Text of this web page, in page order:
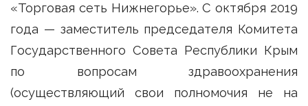
«Торговая сеть Нижнегорье». С октября 2019
года — заместитель председателя Комитета
Государственного Совета Республики Крым
по вопросам здравоохранения
(осуществляющий свои полномочия не на